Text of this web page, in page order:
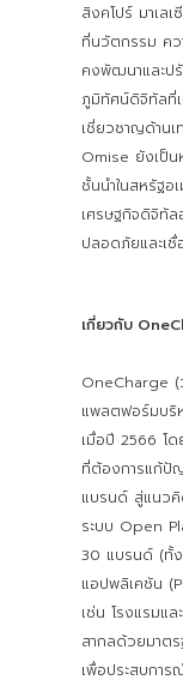
สิงคโปร์ มาเล
ที่นวัตกรรม ค
คงพัฒนาและป
ภูมิทัศน์ดิจิทัลที่
เชี่ยวชาญด้านเ
Omise ยังเป็น
ชั้นนำในสหรัฐอ
เศรษฐกิจดิจิทัล
ปลอดภัยและเชื่
เกี่ยวกับ
OneCharge (
แพลตฟอร์มบริ
เมื่อปี 2566 โ
ที่ต้องการแก้ปั
แบรนด์ สู่แนวคิ
ระบบ Open
30 แบรนด์ (ทั้ง
แอปพลิเคชัน
เช่น โรงแรมแ
สากลด้วยมาต
เพื่อประสบการ